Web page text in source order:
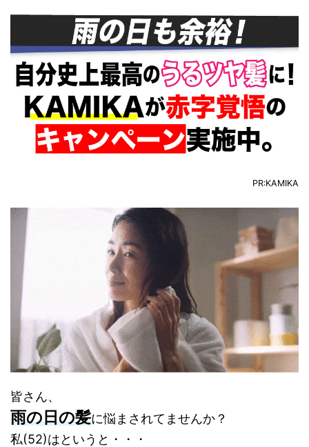
PR:KAMIKA
皆さん、
雨の日の髪に悩まされてませんか？
私(52)はというと・・・